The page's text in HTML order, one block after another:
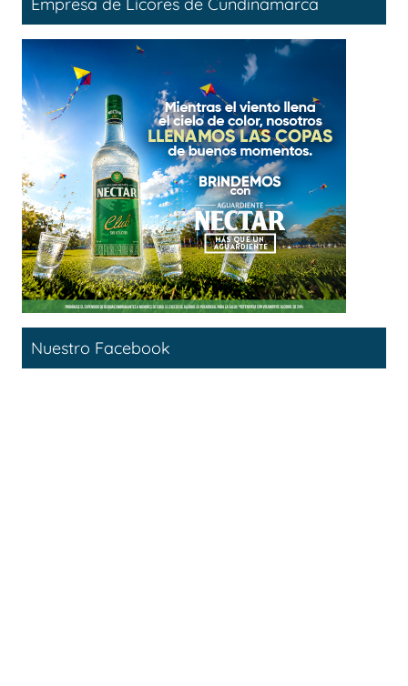
Empresa de Licores de Cundinamarca
Nuestro Facebook